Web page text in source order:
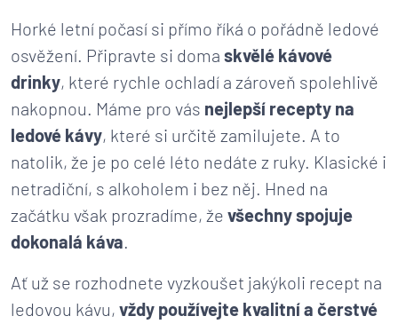
Horké letní počasí si přímo říká o pořádně ledové
osvěžení. Připravte si doma skvělé kávové
drinky, které rychle ochladí a zároveň spolehlivě
nakopnou. Máme pro vás nejlepší recepty na
ledové kávy, které si určitě zamilujete. A to
natolik, že je po celé léto nedáte z ruky. Klasické i
netradiční, s alkoholem i bez něj. Hned na
začátku však prozradíme, že všechny spojuje
dokonalá káva.
Ať už se rozhodnete vyzkoušet jakýkoli recept na
ledovou kávu, vždy používejte kvalitní a čerstvé